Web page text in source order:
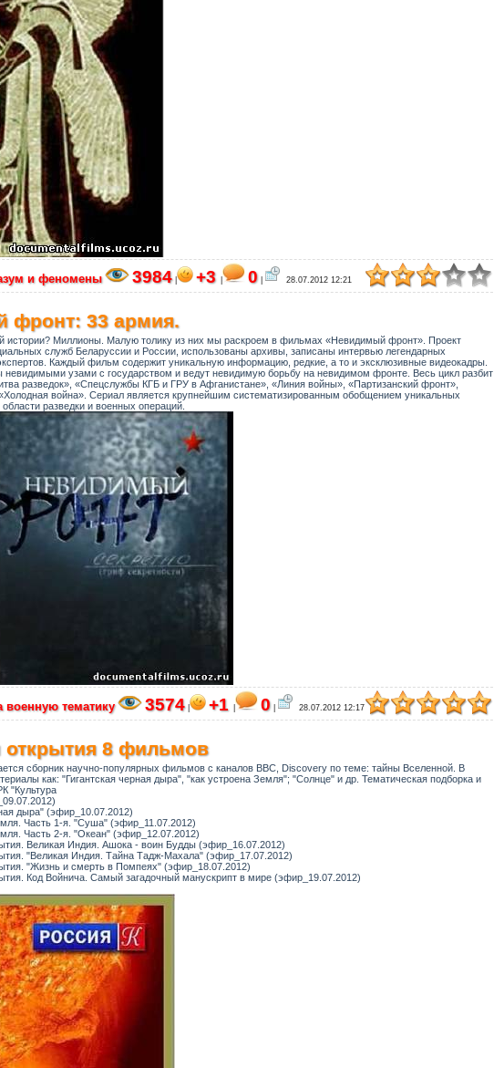
и феномены 3984| +3 0 28.07.2012 12:21
фронт: 33 армия.
истории? Миллионы. Малую толику из них мы раскроем в фильмах «Невидимый фронт». Проект
служб Беларуссии и России, использованы архивы, записаны интервью легендарных
Каждый фильм содержит уникальную информацию, редкие, а то и эксклюзивные видеокадры.
невидимыми узами с государством и ведут невидимую борьбу на невидимом фронте. Весь цикл разбит
разведок», «Спецслужбы КГБ и ГРУ в Афганистане», «Линия войны», «Партизанский фронт»,
война». Сериал является крупнейшим систематизированным обобщением уникальных
разведки и военных операций.
тематику 3574| +1 0 28.07.2012 12:17
открытия 8 фильмов
сборник научно-популярных фильмов с каналов ВВС, Discovery по теме: тайны Вселенной. В
как: "Гигантская черная дыра", "как устроена Земля"; "Солнце" и др. Тематическая подборка и
"Культура
дыра" (эфир_10.07.2012)
Часть 1-я. "Суша" (эфир_11.07.2012)
Часть 2-я. "Океан" (эфир_12.07.2012)
Великая Индия. Ашока - воин Будды (эфир_16.07.2012)
"Великая Индия. Тайна Тадж-Махала" (эфир_17.07.2012)
"Жизнь и смерть в Помпеях" (эфир_18.07.2012)
Код Войнича. Самый загадочный манускрипт в мире (эфир_19.07.2012)